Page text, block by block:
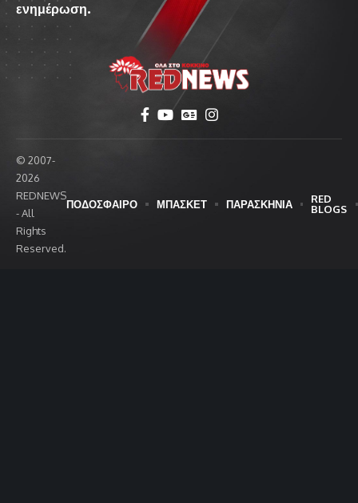
ενημέρωση.
© 2007-
2026
REDNEWS
- All
Rights
Reserved.
ΠΟΔΟΣΦΑΙΡΟ ΜΠΑΣΚΕΤ ΠΑΡΑΣΚΗΝΙΑ
RED
BLOGS